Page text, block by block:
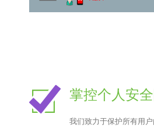
掌控个人安
我们致力于保护所有用